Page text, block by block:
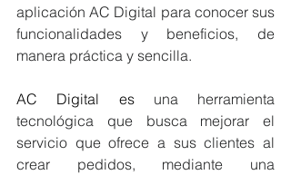
aplicación AC Digital para conocer sus
funcionalidades y beneficios, de
manera práctica y sencilla.
AC Digital es una herramienta
tecnológica que busca mejorar el
servicio que ofrece a sus clientes al
crear pedidos, mediante una